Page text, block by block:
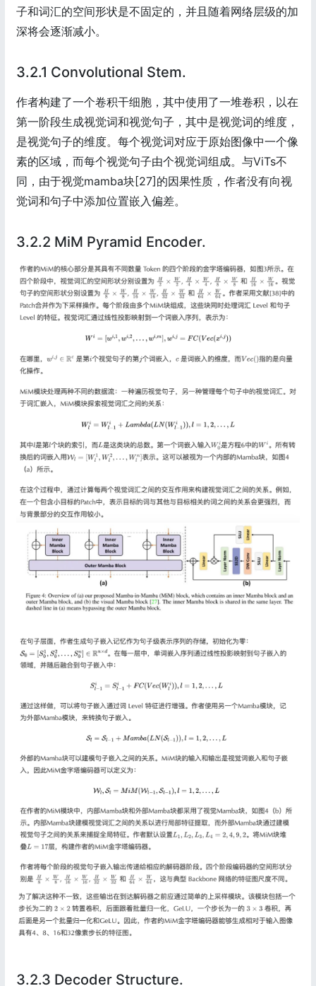
子和词汇的空间形状是不固定的，并且随着网络层级的加
深将会逐渐减小。
3.2.1 Convolutional Stem.
作者构建了一个卷积干细胞，其中使用了一堆卷积，以在
第一阶段生成视觉词和视觉句子，其中是视觉词的维度，
是视觉句子的维度。每个视觉词对应于原始图像中一个像
素的区域，而每个视觉句子由个视觉词组成。与ViTs不
同，由于视觉mamba块[27]的因果性质，作者没有向视
觉词和句子中添加位置嵌入偏差。
3.2.2 MiM Pyramid Encoder.
3.2.3 Decoder Structure.